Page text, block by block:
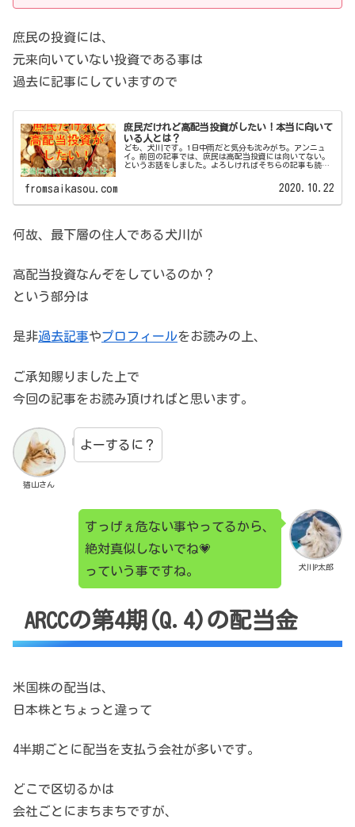
庶民の投資には、
元来向いていない投資である事は
過去に記事にしていますので
庶民だけれど高配当投資がしたい！本当に向いて
いる人とは？
ども、犬川です。1日中雨だと気分も沈みがち。アンニュ
イ。前回の記事では、庶民は高配当投資には向いてない。
というお話をしました。よろしければそちらの記事も読ん
fromsaikasou.com 2020.10.22
何故、最下層の住人である犬川が
高配当投資なんぞをしているのか？
という部分は
是非過去記事やプロフィールをお読みの上、
ご承知賜りました上で
今回の記事をお読み頂ければと思います。
猫山さん
よーするに？
犬川P太郎
すっげぇ危ない事やってるから、
絶対真似しないでね💗
っていう事ですね。
ARCCの第4期(Q.4)の配当金
米国株の配当は、
日本株とちょっと違って
4半期ごとに配当を支払う会社が多いです。
どこで区切るかは
会社ごとにまちまちですが、